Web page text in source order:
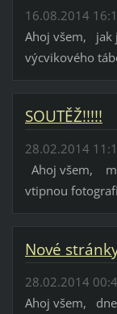
16.08.2014
Ahoj všem, jak
výcvikového
SOUTĚŽ!!!!!
28.02.2014
Ahoj všem,
vtipnou
Nové
28.02.2014
Ahoj všem,